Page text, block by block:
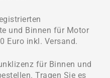
und Binnen für Motor
Euro inkl. Versand.
für Binnen und
Tragen Sie es